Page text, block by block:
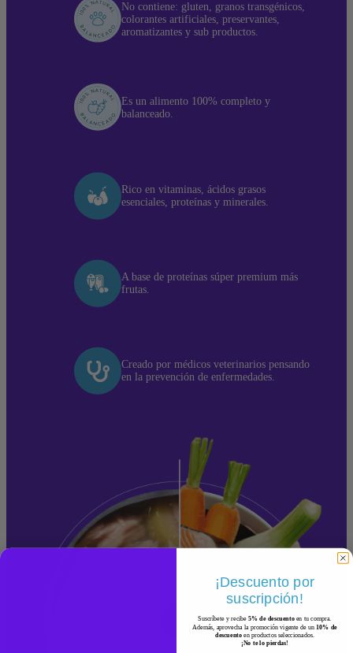
No contiene: gluten, granos transgénicos,
colorantes artificiales, preservantes,
aromatizantes y sub productos.
Es un alimento 100% completo y
balanceado.
Rico en vitaminas, ácidos grasos
esenciales, proteínas y minerales.
A base de proteínas súper premium más
frutas.
Creado por médicos veterinarios pensando
en la prevención de enfermedades.
¡Descuento por
suscripción!
Suscríbete y recibe5% de descuentoen tu compra.
Además, aprovecha la promoción vigente de un10% de
descuentoen productos seleccionados.
¡No te lo pierdas!